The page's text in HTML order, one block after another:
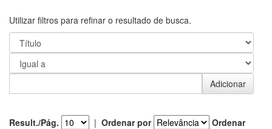
Utilizar filtros para refinar o resultado de busca.
Result./Pág. | Ordenar por
Ordenar